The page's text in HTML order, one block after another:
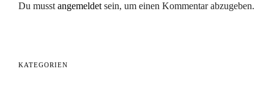
Du musst angemeldet sein, um einen Kommentar abzugeben.
KATEGORIEN